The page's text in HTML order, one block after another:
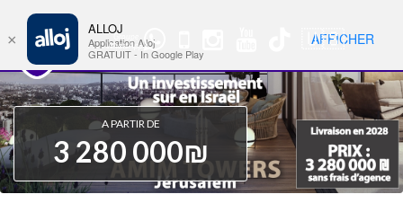
Groupe
WhatsApp
🇺🇸 Nav
A PARTIR DE
3 280 000₪
×
ALLOJ
Application Alloj
GRATUIT - In Google Play
AFFICHER